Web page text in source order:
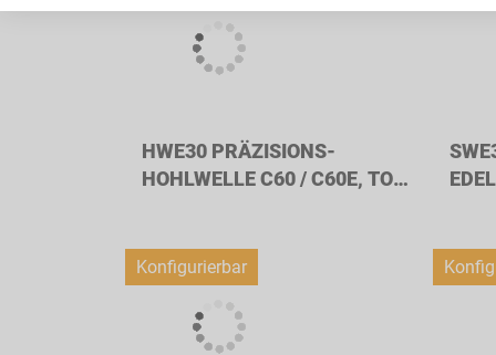
HWE30 PRÄZISIONS-
HOHLWELLE C60 / C60E, TOL.
Konfigurierbar